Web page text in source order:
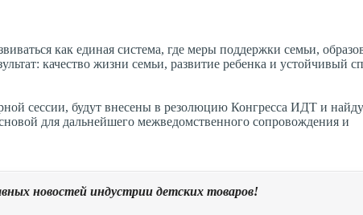
как единая система, где меры поддержки семьи,
качество жизни семьи, развитие ребенка и устойчивый
сессии, будут внесены в резолюцию Конгресса ИДТ и
для дальнейшего межведомственного сопровождения и
новостей индустрии детских товаров!